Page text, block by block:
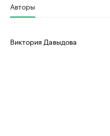
Авторы
Виктория Давыдова